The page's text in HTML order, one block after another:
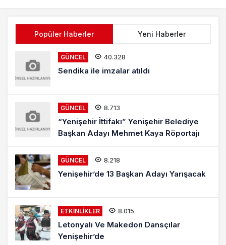
Popüler Haberler Yeni Haberler
GÜNCEL 40.328
Sendika ile imzalar atıldı
GÜNCEL 8.713
“Yenişehir İttifakı” Yenişehir Belediye
Başkan Adayı Mehmet Kaya Röportajı
GÜNCEL 8.218
Yenişehir’de 13 Başkan Adayı Yarışacak
ETKINLIKLER 8.015
Letonyalı Ve Makedon Dansçılar
Yenişehir’de